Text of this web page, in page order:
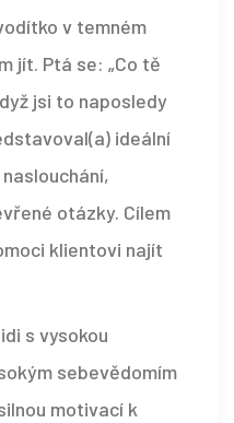
v temném
jít. Ptá se: „Co tě
jsi to naposledy
ideální
otázky. Cílem
klientovi najít
s vysokou
sebevědomím
motivací k